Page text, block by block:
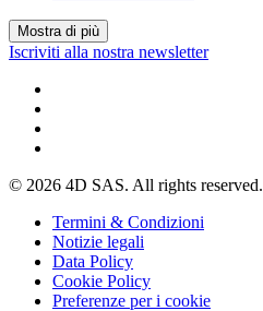
Mostra di più
Iscriviti alla nostra newsletter
© 2026 4D SAS. All rights reserved.
Termini & Condizioni
Notizie legali
Data Policy
Cookie Policy
Preferenze per i cookie